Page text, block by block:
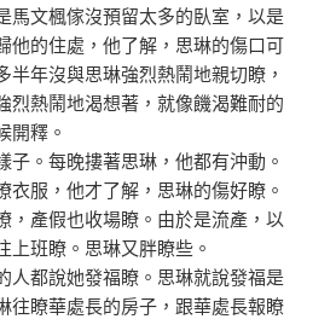
馬文楓傢沒預留太多的臥室，以是
他的住處，他了解，思琳的傷口可
半年沒與思琳強烈熱鬧地親切瞭，
烈熱鬧地渴想著，就像饑渴難耐的
開釋。
。每晚摟著思琳，他都有沖動。
衣服，他才了解，思琳的傷好瞭。
產假也收場瞭。由於是流產，以
上班瞭。思琳又胖瞭些。
都說她發福瞭。思琳就說發福是
往瞭華處長的房子，跟華處長報瞭